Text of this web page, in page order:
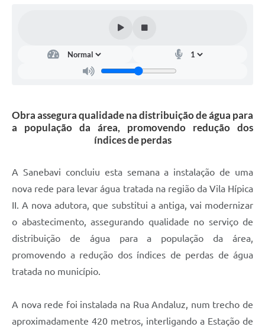
Arquivos para Download
Contas Públicas
Serviços Online
Obra assegura qualidade na distribuição de água para
a população da área, promovendo redução dos
índices de perdas
A Sanebavi concluiu esta semana a instalação de uma
nova rede para levar água tratada na região da Vila Hípica
II. A nova adutora, que substitui a antiga, vai modernizar
o abastecimento, assegurando qualidade no serviço de
distribuição de água para a população da área,
promovendo a redução dos índices de perdas de água
tratada no município.
A nova rede foi instalada na Rua Andaluz, num trecho de
aproximadamente 420 metros, interligando a Estação de